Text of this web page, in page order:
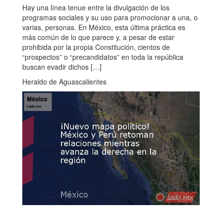
Hay una línea tenue entre la divulgación de los
programas sociales y su uso para promocionar a una, o
varias, personas. En México, esta última práctica es
más común de lo que parece y, a pesar de estar
prohibida por la propia Constitución, cientos de
“prospectos” o “precandidatos” en toda la república
buscan evadir dichos […]
Heraldo de Aguascalientes